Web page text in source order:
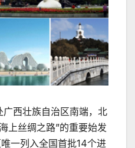
广西壮族自治区南端，北
上丝绸之路”的重要始发
一列入全国首批14个进